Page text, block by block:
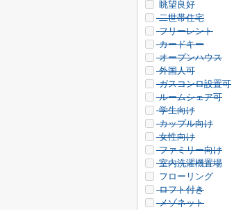
眺望良好
二世帯住宅
フリーレント
カードキー
オープンハウス
外国人可
ガスコンロ設置可
ルームシェア可
学生向け
カップル向け
女性向け
ファミリー向け
室内洗濯機置場
フローリング
ロフト付き
メゾネット